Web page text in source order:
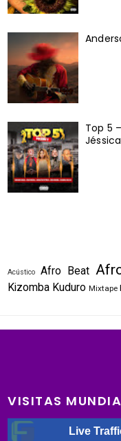
Top 5
Acústico Afro Beat
Kizomba Kuduro Mixtape
VISITAS
Live